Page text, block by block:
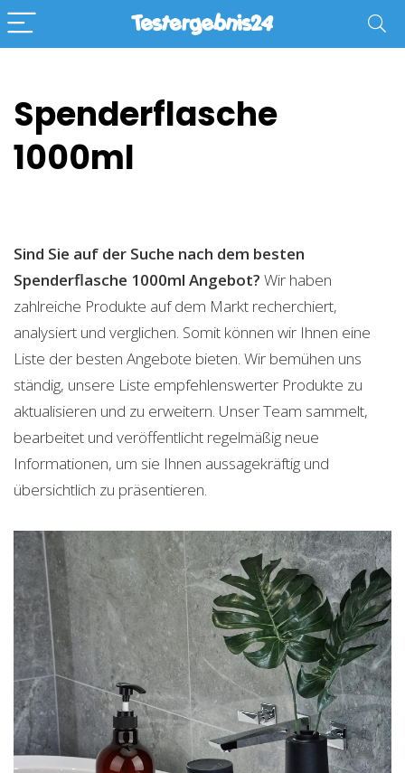
Spenderflasche
1000ml
Sind Sie auf der Suche nach dem besten
Spenderflasche 1000ml Angebot? Wir haben
zahlreiche Produkte auf dem Markt recherchiert,
analysiert und verglichen. Somit können wir Ihnen eine
Liste der besten Angebote bieten. Wir bemühen uns
ständig, unsere Liste empfehlenswerter Produkte zu
aktualisieren und zu erweitern. Unser Team sammelt,
bearbeitet und veröffentlicht regelmäßig neue
Informationen, um sie Ihnen aussagekräftig und
übersichtlich zu präsentieren.